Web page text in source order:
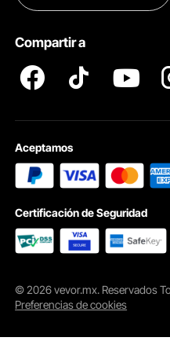
incluidos camiones, automóviles y
manera eficiente y a reducir
Compartir a
Aceptamos
Certificación de Seguridad
© 2026 vevor.mx. Reservados
Preferencias de cookies